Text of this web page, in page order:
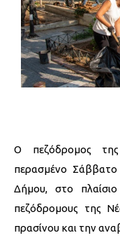
Ο πεζόδρομος
περασμένο
Δήμου, στο
πεζόδρομους της
πρασίνου και την